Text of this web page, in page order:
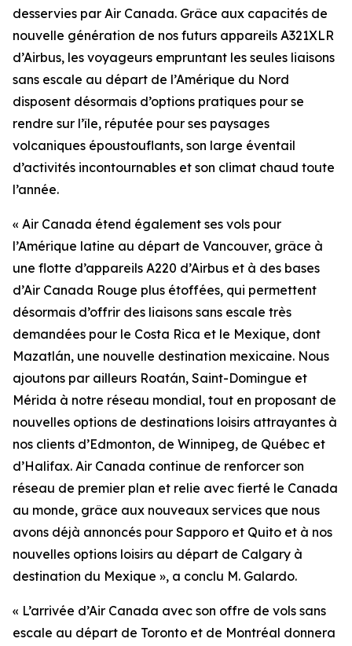
desservies par Air Canada. Grâce aux capacités de
nouvelle génération de nos futurs appareils A321XLR
d’Airbus, les voyageurs empruntant les seules liaisons
sans escale au départ de l’Amérique du Nord
disposent désormais d’options pratiques pour se
rendre sur l’île, réputée pour ses paysages
volcaniques époustouflants, son large éventail
d’activités incontournables et son climat chaud toute
l’année.
« Air Canada étend également ses vols pour
l’Amérique latine au départ de Vancouver, grâce à
une flotte d’appareils A220 d’Airbus et à des bases
d’Air Canada Rouge plus étoffées, qui permettent
désormais d’offrir des liaisons sans escale très
demandées pour le Costa Rica et le Mexique, dont
Mazatlán, une nouvelle destination mexicaine. Nous
ajoutons par ailleurs Roatán, Saint-Domingue et
Mérida à notre réseau mondial, tout en proposant de
nouvelles options de destinations loisirs attrayantes à
nos clients d’Edmonton, de Winnipeg, de Québec et
d’Halifax. Air Canada continue de renforcer son
réseau de premier plan et relie avec fierté le Canada
au monde, grâce aux nouveaux services que nous
avons déjà annoncés pour Sapporo et Quito et à nos
nouvelles options loisirs au départ de Calgary à
destination du Mexique », a conclu M. Galardo.
« L’arrivée d’Air Canada avec son offre de vols sans
escale au départ de Toronto et de Montréal donnera